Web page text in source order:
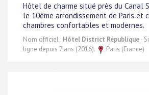
Hôtel de charme situé près du Canal
le 10ème arrondissement de Paris et
chambres confortables et modernes.
Nom officiel : Hôtel District République-
ligne depuis 7 ans (2016).
Paris (France)